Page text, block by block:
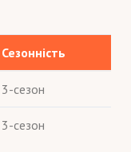
Сезонність
3-сезон
3-сезон